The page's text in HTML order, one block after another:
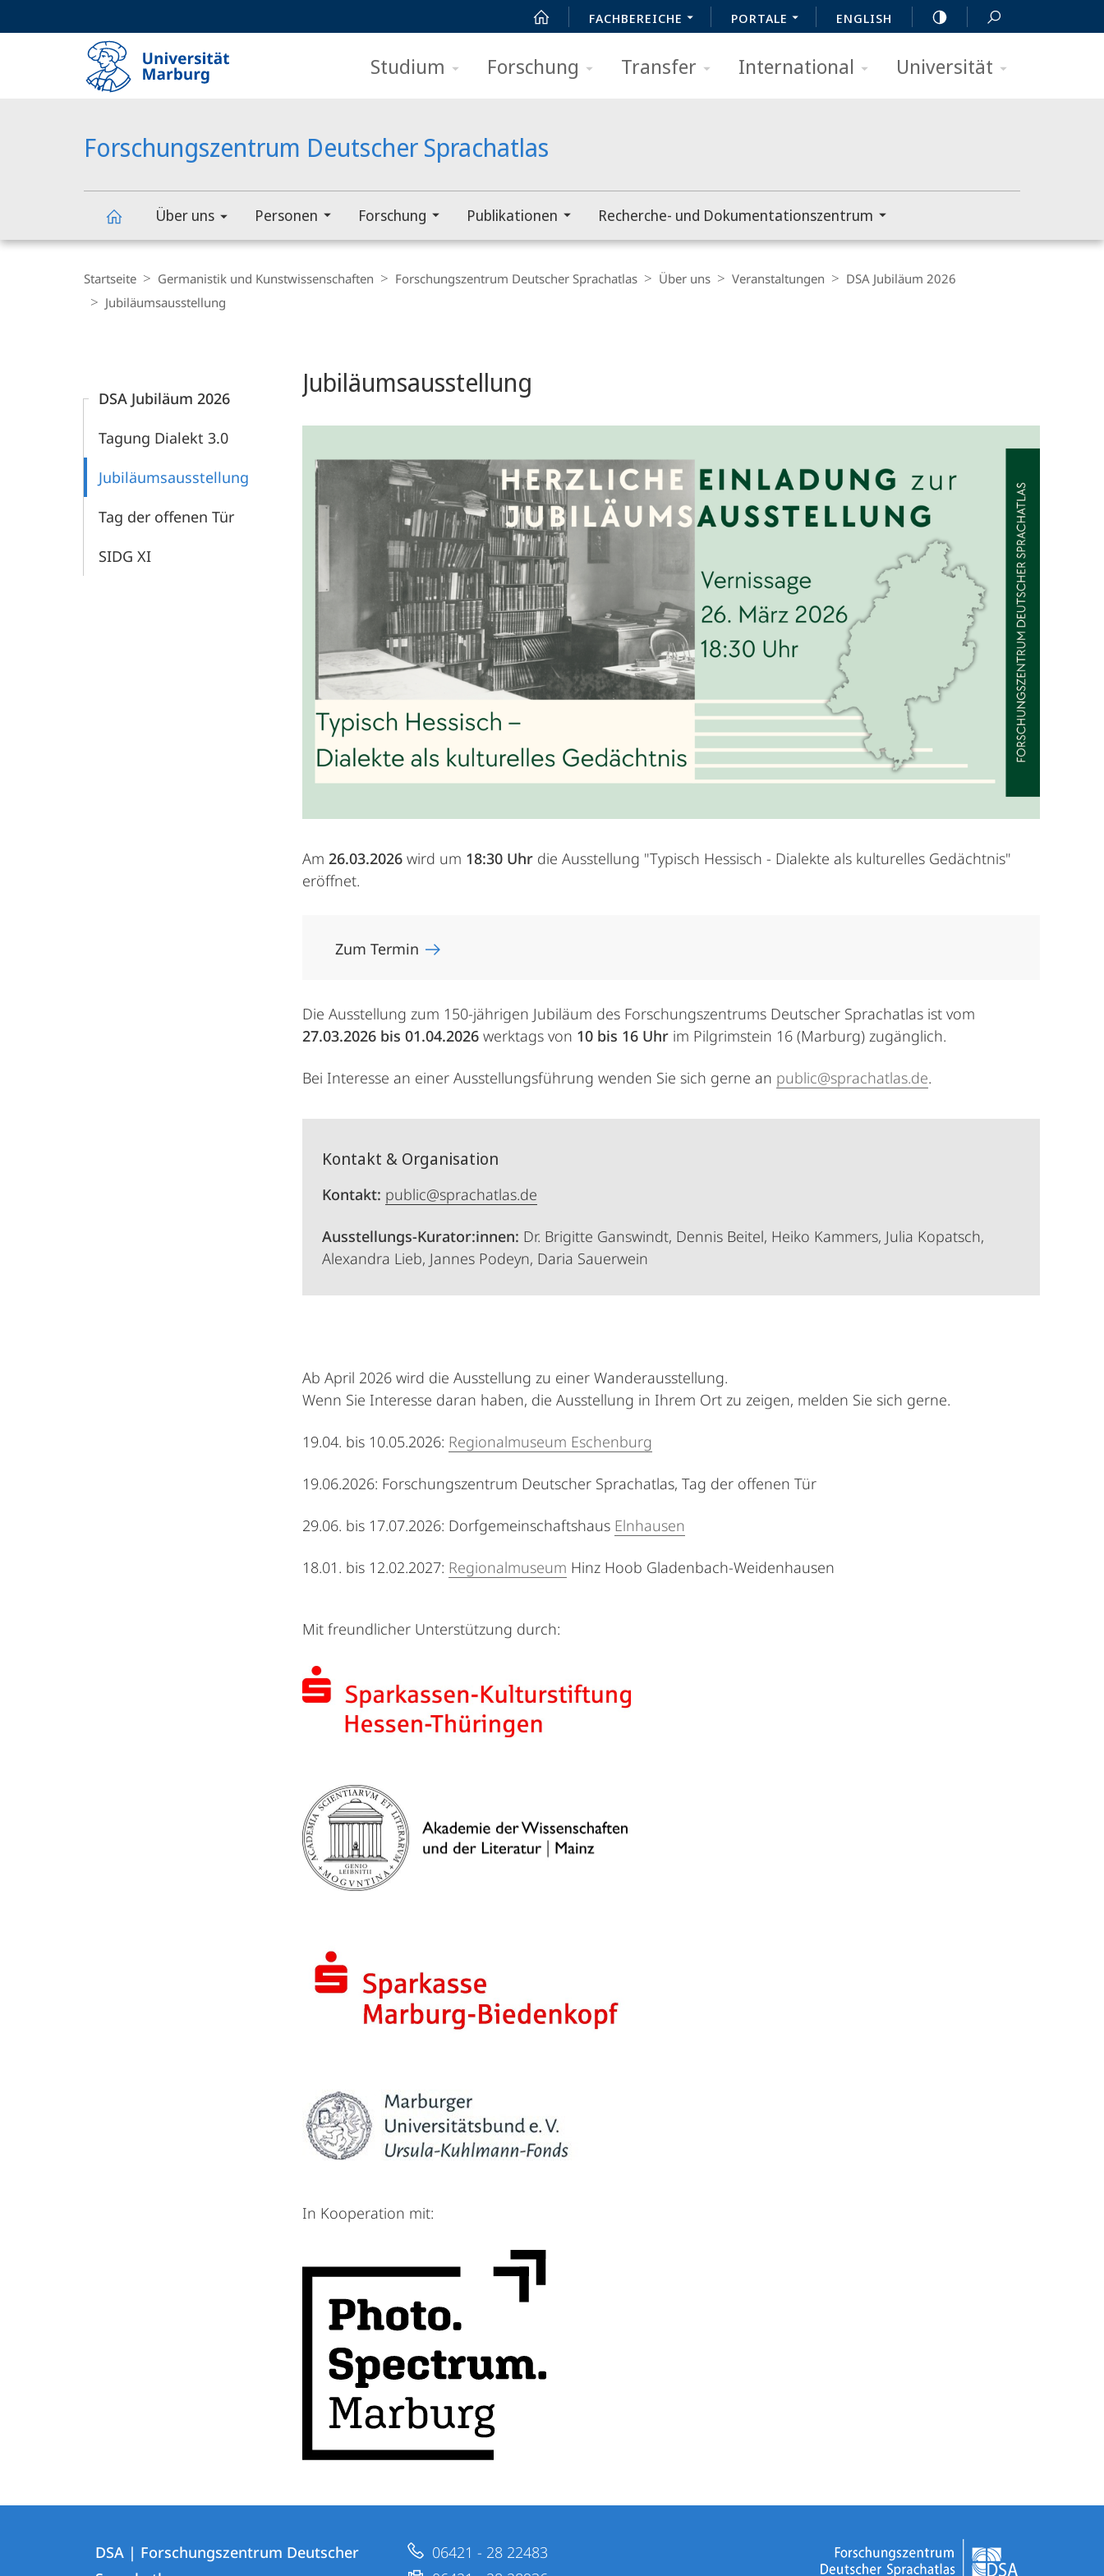
FACHBEREICHE PORTALE ENGLISH
Studium Forschung Transfer International Universität
Forschungszentrum Deutscher Sprachatlas
Deutscher
Über uns Personen Forschung Publikationen Recherche- und Dokumentationszentrum
Navigation
Startseite Germanistik und Kunstwissenschaften Forschungszentrum Deutscher Sprachatlas Über uns Veranstaltungen
DSA Jubiläum 2026
Jubiläumsausstellung
DSA Jubiläum 2026
Tagung Dialekt 3.0
Jubiläumsausstellung
Tag der offenen Tür
SIDG XI
Jubiläumsausstellung
Am 26.03.2026 wird um 18:30 Uhr die Ausstellung "Typisch Hessisch - Dialekte als kulturelles Gedächtnis"
eröffnet.
Zum Termin
Die Ausstellung zum 150-jährigen Jubiläum des Forschungszentrums Deutscher Sprachatlas ist vom
27.03.2026 bis 01.04.2026 werktags von 10 bis 16 Uhr im Pilgrimstein 16 (Marburg) zugänglich.
Bei Interesse an einer Ausstellungsführung wenden Sie sich gerne an public@sprachatlas.de.
Kontakt & Organisation
Kontakt: public@sprachatlas.de
Ausstellungs-Kurator:innen: Dr. Brigitte Ganswindt, Dennis Beitel, Heiko Kammers, Julia Kopatsch,
Alexandra Lieb, Jannes Podeyn, Daria Sauerwein
Ab April 2026 wird die Ausstellung zu einer Wanderausstellung.
Wenn Sie Interesse daran haben, die Ausstellung in Ihrem Ort zu zeigen, melden Sie sich gerne.
19.04. bis 10.05.2026: Regionalmuseum Eschenburg
19.06.2026: Forschungszentrum Deutscher Sprachatlas, Tag der offenen Tür
29.06. bis 17.07.2026: Dorfgemeinschaftshaus Elnhausen
18.01. bis 12.02.2027: Regionalmuseum Hinz Hoob Gladenbach-Weidenhausen
Mit freundlicher Unterstützung durch:
In Kooperation mit:
Kontaktinformationen
DSA
DSA | Forschungszentrum Deutscher
06421 - 28 22483